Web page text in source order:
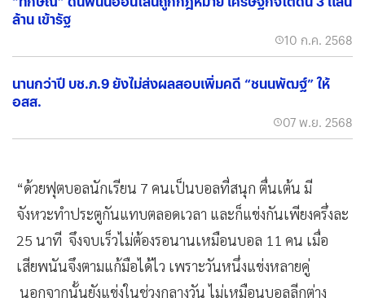
ล้าน เข้ารัฐ
10 ก.ค. 2568
นานกว่าปี บช.ภ.9 ยังไม่ส่งผลสอบเพิ่มคดี “ชนนพัฒฐ์” ให้
อสส.
07 พ.ย. 2568
“ด้วยฟุตบอลนักเรียน 7 คนเป็นบอลที่สนุก ตื่นเต้น มี
จังหวะทำประตูกันแทบตลอดเวลา และก็แข่งกันเพียงครึ่งละ
25 นาที จึงจบเร็วไม่ต้องรอนานเหมือนบอล 11 คน เมื่อ
เสียพนันจึงตามแก้มือได้ไว เพราะวันหนึ่งแข่งหลายคู่
นอกจากนั้นยังแข่งในช่วงกลางวัน ไม่เหมือนบอลลีกต่าง